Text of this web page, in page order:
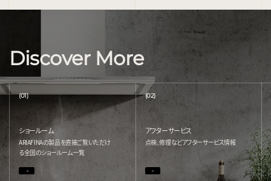
Discover More
(01)
ショールーム
ARIAFINAの製品を直接ご覧いただけ
る全国のショールーム一覧
(02)
アフターサービス
点検、修理などアフターサービス情報